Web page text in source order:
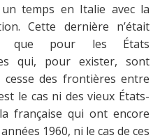
temps en Italie avec la
Cette dernière n’était
que pour les États
qui, pour exister, sont
des frontières entre
le cas ni des vieux États-
française qui ont encore
1960, ni le cas de ces